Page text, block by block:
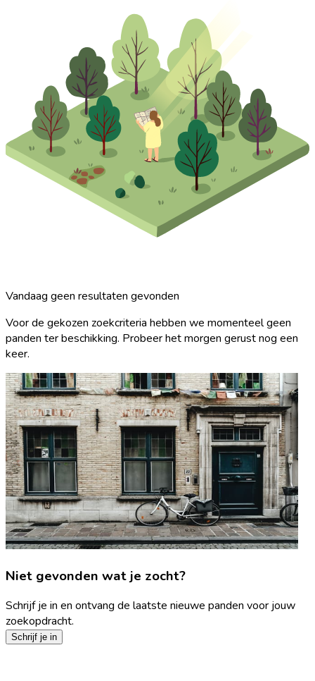
Vandaag geen resultaten gevonden
Voor de gekozen zoekcriteria hebben we momenteel geen
panden ter beschikking. Probeer het morgen gerust nog een
keer.
Niet gevonden wat je zocht?
Schrijf je in en ontvang de laatste nieuwe panden voor jouw
zoekopdracht.
Schrijf je in